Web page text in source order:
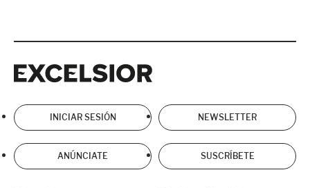
INICIAR SESIÓN NEWSLETTER
ANÚNCIATE SUSCRÍBETE